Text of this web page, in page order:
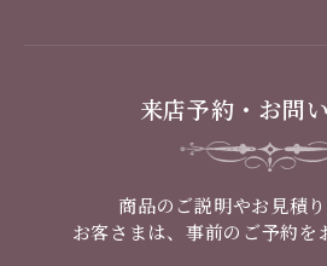
来店予約・お問
商品のご説明やお見積
お客さまは、事前のご予約を